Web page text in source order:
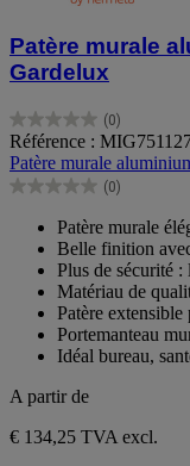
Patère murale
Gardelux
(0)
0.0
sur
5
étoiles.
Référence :
Patère murale
(0)
0.0
étoiles.
Patère murale
Belle finition
Plus de sécurité :
Matériau de
Patère
Portemanteau
Idéal bureau,
A partir de
€ 134,25 TVA excl.